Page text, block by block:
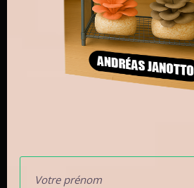
Peut-on faire pousser des
cave sans lumière naturelle ?
Oui, et c’est même l’idéal. Les
besoin de lumière solaire — un
10 à 12h par jour suffit. Seul le
débuter facilement, visez